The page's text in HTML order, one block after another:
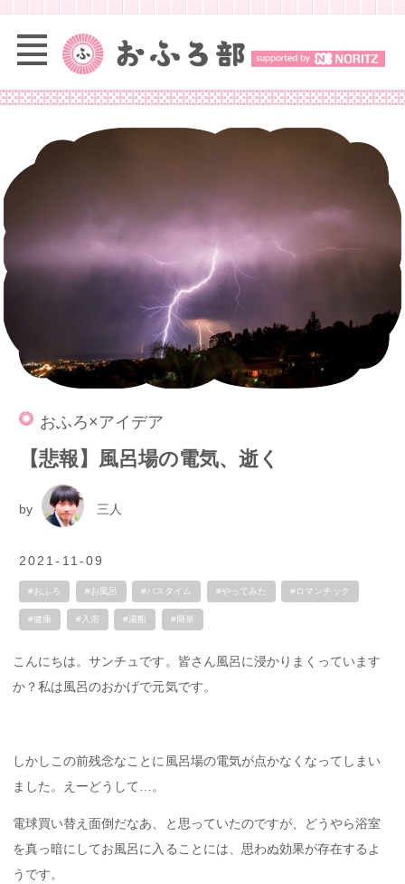
おふろ×アイデア
【悲報】風呂場の電気、逝く
by 三人
2021-11-09
#おふろ #お風呂 #バスタイム #やってみた #ロマンチック
#健康 #入浴 #湯船 #簡単
こんにちは。サンチュです。皆さん風呂に浸かりまくっています
か？私は風呂のおかげで元気です。
しかしこの前残念なことに風呂場の電気が点かなくなってしまい
ました。えーどうして…。
電球買い替え面倒だなあ、と思っていたのですが、どうやら浴室
を真っ暗にしてお風呂に入ることには、思わぬ効果が存在するよ
うです。